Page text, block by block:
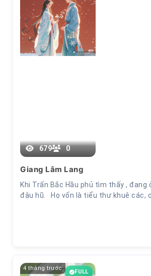
2+3 679 0
Giang Lâm Lang
Khi Trấn Bắc Hầu phủ tìm thấy , đang
đậu hũ. Họ vốn là tiểu thư khuê các,
4 tháng trước
FULL